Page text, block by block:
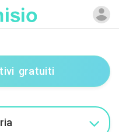
gratuiti